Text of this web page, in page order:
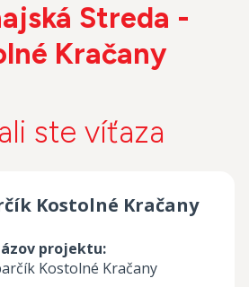
Streda -
Kračany
ste víťaza
Kostolné Kračany
projektu:
Kostolné Kračany